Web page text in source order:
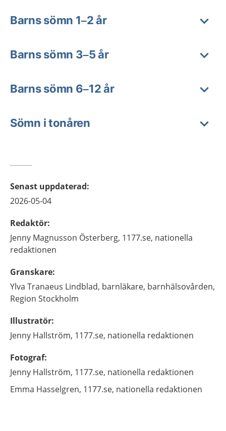
Barns sömn 1–2 år
Barns sömn 3–5 år
Barns sömn 6–12 år
Sömn i tonåren
Senast uppdaterad:
2026-05-04
Redaktör:
Jenny Magnusson Österberg, 1177.se, nationella
redaktionen
Granskare:
Ylva Tranaeus Lindblad, barnläkare, barnhälsovården,
Region Stockholm
Illustratör:
Jenny Hallström, 1177.se, nationella redaktionen
Fotograf:
Jenny Hallström, 1177.se, nationella redaktionen
Emma Hasselgren, 1177.se, nationella redaktionen